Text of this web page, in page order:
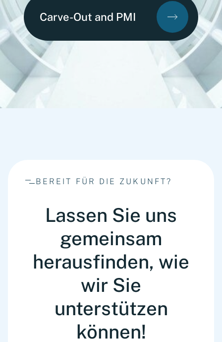
Carve-Out and PMI
BEREIT FÜR DIE ZUKUNFT?
Lassen Sie uns
gemeinsam
herausfinden, wie
wir Sie
unterstützen
können!